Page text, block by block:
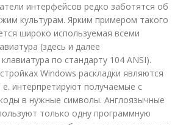
интерфейсов редко заботятся об
культурам. Ярким примером такого
широко используемая всеми
(здесь и далее
по стандарту 104 ANSI).
Windows раскладки являются
интерпретируют получаемые с
в нужные символы. Англоязычные
только одну программную